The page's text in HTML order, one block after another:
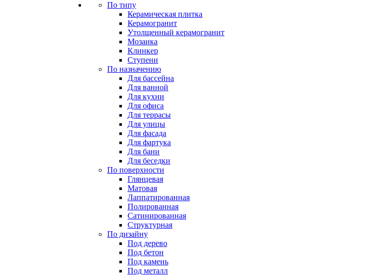
По типу
Керамическая плитка
Керамогранит
Утолщенный керамогранит
Мозаика
Клинкер
Ступени
По назначению
Для бассейна
Для ванной
Для кухни
Для офиса
Для террасы
Для улицы
Для фасада
Для фартука
Для бани
Для беседки
По поверхности
Глянцевая
Матовая
Лаппатированная
Полированная
Сатинированная
Структурная
По дизайну
Под дерево
Под бетон
Под камень
Под металл